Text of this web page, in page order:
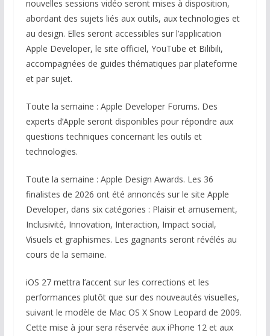
nouvelles sessions vidéo seront mises à disposition,
abordant des sujets liés aux outils, aux technologies et
au design. Elles seront accessibles sur l’application
Apple Developer, le site officiel, YouTube et Bilibili,
accompagnées de guides thématiques par plateforme
et par sujet.
Toute la semaine : Apple Developer Forums. Des
experts d’Apple seront disponibles pour répondre aux
questions techniques concernant les outils et
technologies.
Toute la semaine : Apple Design Awards. Les 36
finalistes de 2026 ont été annoncés sur le site Apple
Developer, dans six catégories : Plaisir et amusement,
Inclusivité, Innovation, Interaction, Impact social,
Visuels et graphismes. Les gagnants seront révélés au
cours de la semaine.
iOS 27 mettra l’accent sur les corrections et les
performances plutôt que sur des nouveautés visuelles,
suivant le modèle de Mac OS X Snow Leopard de 2009.
Cette mise à jour sera réservée aux iPhone 12 et aux